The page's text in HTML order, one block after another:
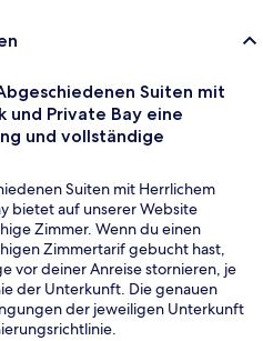
Suiten mit
und Private Bay eine
und vollständige
Suiten mit Herrlichem
bietet auf unserer Website
Zimmer. Wenn du einen
Zimmertarif gebucht hast,
vor deiner Anreise stornieren, je
der Unterkunft. Die genauen
der jeweiligen Unterkunft